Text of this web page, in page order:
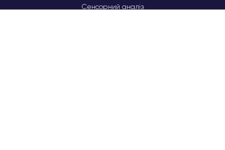
Сенсорний аналіз